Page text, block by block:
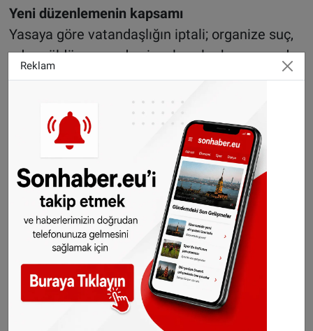
Yeni düzenlemenin kapsamı
Yasaya göre vatandaşlığın iptali; organize suç,
adam öldürme ya da cinsel suçlar kapsamında
değerlendirilen ve toplum için temel bir tehdit
oluşturan ağır suçlar söz konusu olduğunda
gündeme gelebilecek. Bunun için failin en az
beş yıl hapis cezasına çarptırılmış olması
gerekecek.
Terör suçlarıyla ilgili hükümler ise daha katı bir
çerçeve çiziyor. Terör suçlarından mahkûm
edilen ve çifte vatandaşlığa sahip olan kişilerin
Belçika vatandaşlığı otomatik olarak iptal
edilecek. Ancak mahkeme, istisnai durumlarda
vatandaşlığın iptal edilmemesine karar
verebilecek. Bu durumda hâkimin, kararın
Reklam